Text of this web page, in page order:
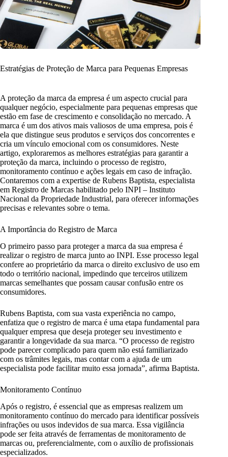
Estratégias de Proteção de Marca para Pequenas Empresas
A proteção da marca da empresa é um aspecto crucial para
qualquer negócio, especialmente para pequenas empresas que
estão em fase de crescimento e consolidação no mercado. A
marca é um dos ativos mais valiosos de uma empresa, pois é
ela que distingue seus produtos e serviços dos concorrentes e
cria um vínculo emocional com os consumidores. Neste
artigo, exploraremos as melhores estratégias para garantir a
proteção da marca, incluindo o processo de registro,
monitoramento contínuo e ações legais em caso de infração.
Contaremos com a expertise de Rubens Baptista, especialista
em Registro de Marcas habilitado pelo INPI – Instituto
Nacional da Propriedade Industrial, para oferecer informações
precisas e relevantes sobre o tema.
A Importância do Registro de Marca
O primeiro passo para proteger a marca da sua empresa é
realizar o registro de marca junto ao INPI. Esse processo legal
confere ao proprietário da marca o direito exclusivo de uso em
todo o território nacional, impedindo que terceiros utilizem
marcas semelhantes que possam causar confusão entre os
consumidores.
Rubens Baptista, com sua vasta experiência no campo,
enfatiza que o registro de marca é uma etapa fundamental para
qualquer empresa que deseja proteger seu investimento e
garantir a longevidade da sua marca. “O processo de registro
pode parecer complicado para quem não está familiarizado
com os trâmites legais, mas contar com a ajuda de um
especialista pode facilitar muito essa jornada”, afirma Baptista.
Monitoramento Contínuo
Após o registro, é essencial que as empresas realizem um
monitoramento contínuo do mercado para identificar possíveis
infrações ou usos indevidos de sua marca. Essa vigilância
pode ser feita através de ferramentas de monitoramento de
marcas ou, preferencialmente, com o auxílio de profissionais
especializados.